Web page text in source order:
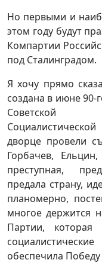
Но первыми и
этом году будут
Компартии
под Сталинградом.
Я хочу прямо
создана в июне 90-
дворце провели
Горбачев,
преступная,
предала страну,
планомерно,
многое держится
Партии, которая
обеспечила